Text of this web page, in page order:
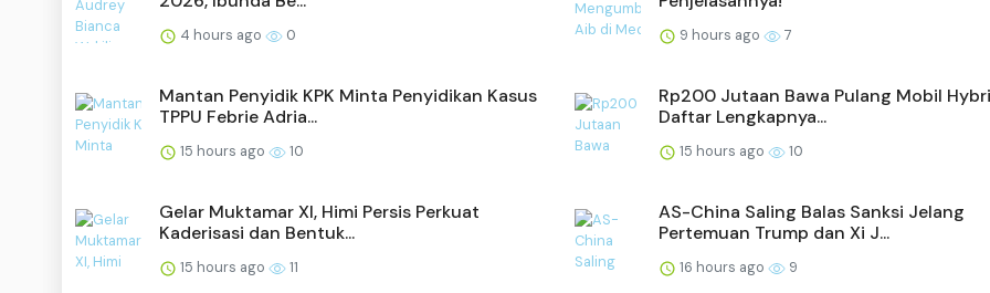
4 hours ago 0 9 hours ago 7
Mantan Penyidik KPK Minta Penyidikan Kasus
TPPU Febrie Adria...
15 hours ago 10
Rp200 Jutaan Bawa Pulang Mobil
Daftar Lengkapnya...
15 hours ago 10
Gelar Muktamar XI, Himi Persis Perkuat
Kaderisasi dan Bentuk...
15 hours ago 11
AS-China Saling Balas Sanksi Jelang
Pertemuan Trump dan Xi J...
16 hours ago 9